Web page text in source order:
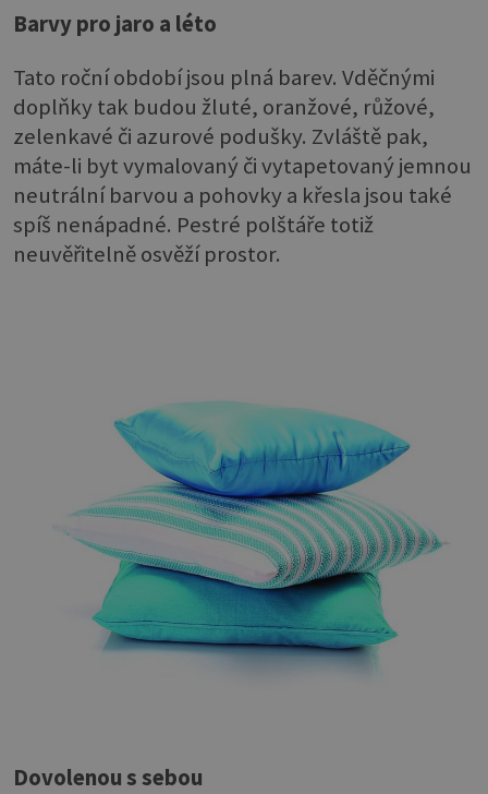
Barvy pro jaro a léto
Tato roční období jsou plná barev. Vděčnými
doplňky tak budou žluté, oranžové, růžové,
zelenkavé či azurové podušky. Zvláště pak,
máte-li byt vymalovaný či vytapetovaný jemnou
neutrální barvou a pohovky a křesla jsou také
spíš nenápadné. Pestré polštáře totiž
neuvěřitelně osvěží prostor.
Dovolenou s sebou